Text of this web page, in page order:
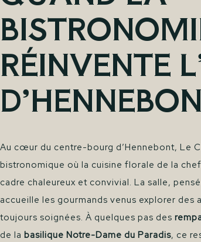
RÉINVENTE
Au cœur du centre-bourg d’Hennebont, Le
bistronomique où la cuisine florale de la
cadre chaleureux et convivial. La salle,
accueille les gourmands venus explorer
toujours soignées. À quelques pas des
de la basilique Notre-Dame du Paradis, ce